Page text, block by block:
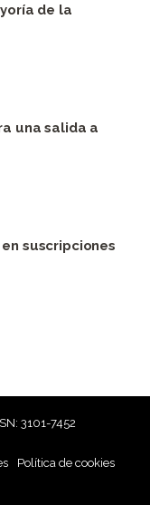
de la
una salida a
suscripciones
3101-7452
Política de cookies